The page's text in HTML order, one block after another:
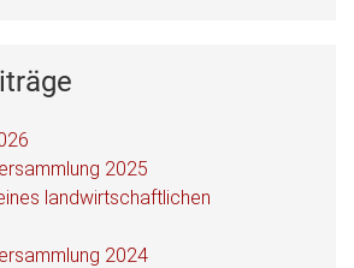
2025
landwirtschaftlichen
2024